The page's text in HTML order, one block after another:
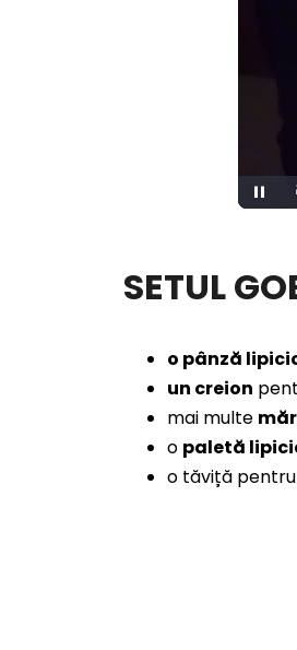
SETUL
o pânză
un creion
mai multe
o paletă
o tăviță